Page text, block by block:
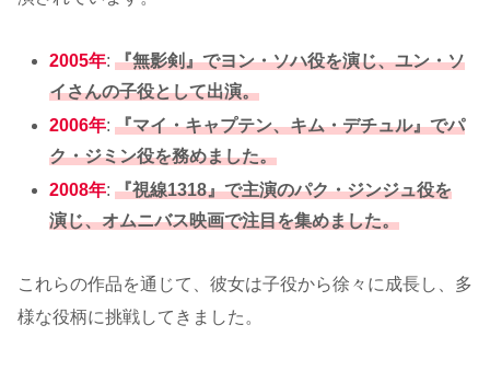
2005年:『無影剣』でヨン・ソハ役を演じ、ユン・ソ
イさんの子役として出演。
2006年:『マイ・キャプテン、キム・デチュル』でパ
ク・ジミン役を務めました。
2008年:『視線1318』で主演のパク・ジンジュ役を
演じ、オムニバス映画で注目を集めました。
これらの作品を通じて、彼女は子役から徐々に成長し、多
様な役柄に挑戦してきました。